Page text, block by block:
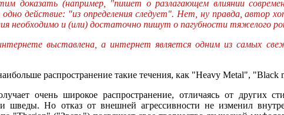
доказать (например, "пишет о разлагающем влиянии
действие: "из определения следует". Нет, ну правда, автор
необходимо и (или) достаточно пишут о пагубности тяжелого
выставлена, а интернет является одним из самых
распространение такие течения, как "Heavy Metal", "Black
очень широкое распространение, отличаясь от других
шведы. Но отказ от внешней агрессивности не изменил